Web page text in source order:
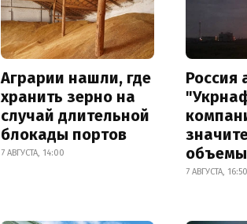
Аграрии нашли, где
хранить зерно на
случай длительной
блокады портов
7 АВГУСТА, 14:00
Россия
7 АВГУСТА, 16:50